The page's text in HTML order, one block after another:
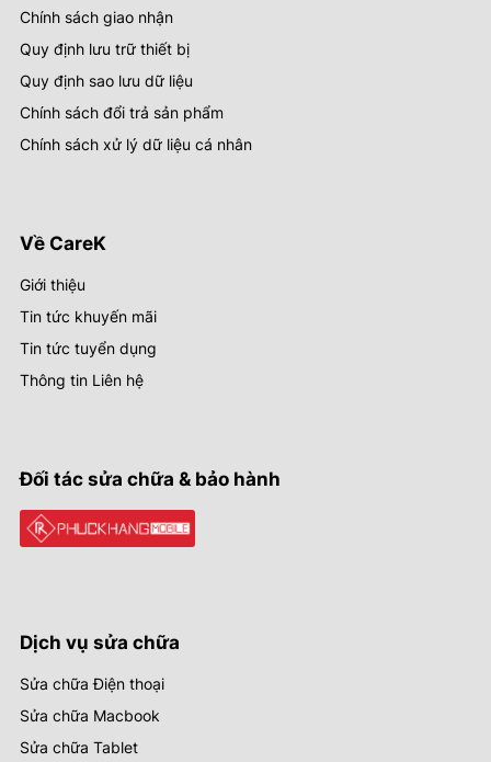
Chính sách giao nhận
Quy định lưu trữ thiết bị
Quy định sao lưu dữ liệu
Chính sách đổi trả sản phẩm
Chính sách xử lý dữ liệu cá nhân
Về CareK
Giới thiệu
Tin tức khuyến mãi
Tin tức tuyển dụng
Thông tin Liên hệ
Đối tác sửa chữa & bảo hành
Dịch vụ sửa chữa
Sửa chữa Điện thoại
Sửa chữa Macbook
Sửa chữa Tablet